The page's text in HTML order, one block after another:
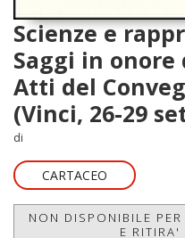
Scienze e
Saggi in
Atti del
(Vinci, 26-29
di
CARTACEO
NON DISPONIBILE
E RITIRA'